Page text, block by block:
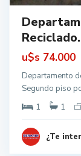
u$s 74.000
Departamento
Segundo piso
1
1
¿Te